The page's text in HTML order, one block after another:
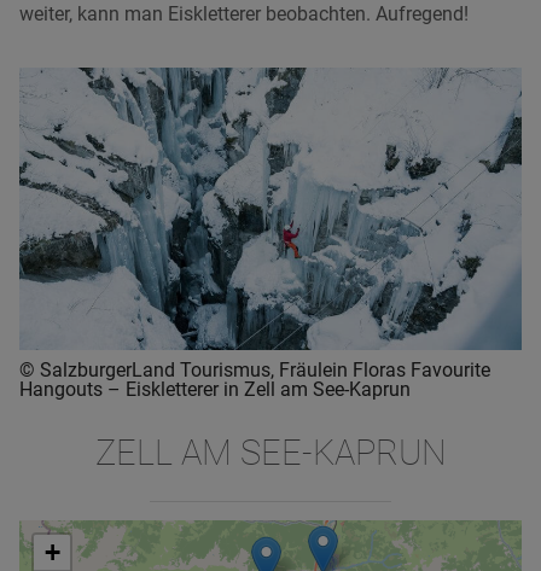
weiter, kann man Eiskletterer beobachten. Aufregend!
© SalzburgerLand Tourismus, Fräulein Floras Favourite
Hangouts – Eiskletterer in Zell am See-Kaprun
ZELL AM SEE-KAPRUN
+